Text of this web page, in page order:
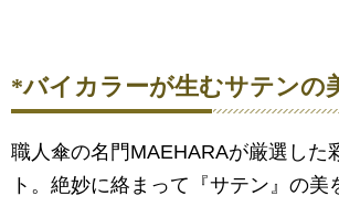
*バイカラーが生むサテンの
職人傘の名門MAEHARAが厳選した
ト。絶妙に絡まって『サテン』の美